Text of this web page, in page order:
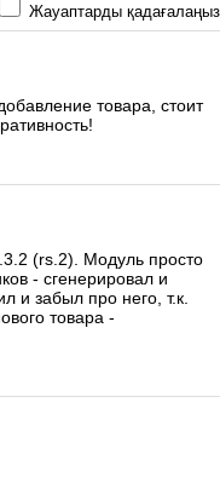
Жауаптарды қадағалаңыз
товара, стоит
(rs.2). Модуль просто
- сгенерировал и
и забыл про него, т.к.
товара -